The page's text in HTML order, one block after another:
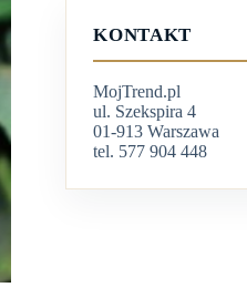
KONTAKT
MojTrend.pl
ul. Szekspira 4
01-913 Warszawa
tel. 577 904 448